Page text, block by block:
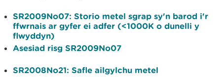
SR2009No07: Storio metel sgrap sy'n barod i'r
ffwrnais ar gyfer ei adfer (<1000K o dunelli y
flwyddyn)
Asesiad risg SR2009No07
SR2008No21: Safle ailgylchu metel